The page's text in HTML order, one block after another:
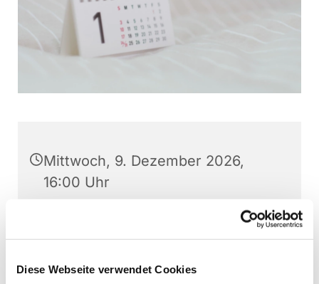
Diese Webseite verwendet Cookies
Mittwoch, 9. Dezember 2026,
16:00 Uhr
Christuskirche, Am Wilhelmplatz
1, 48268 Greven